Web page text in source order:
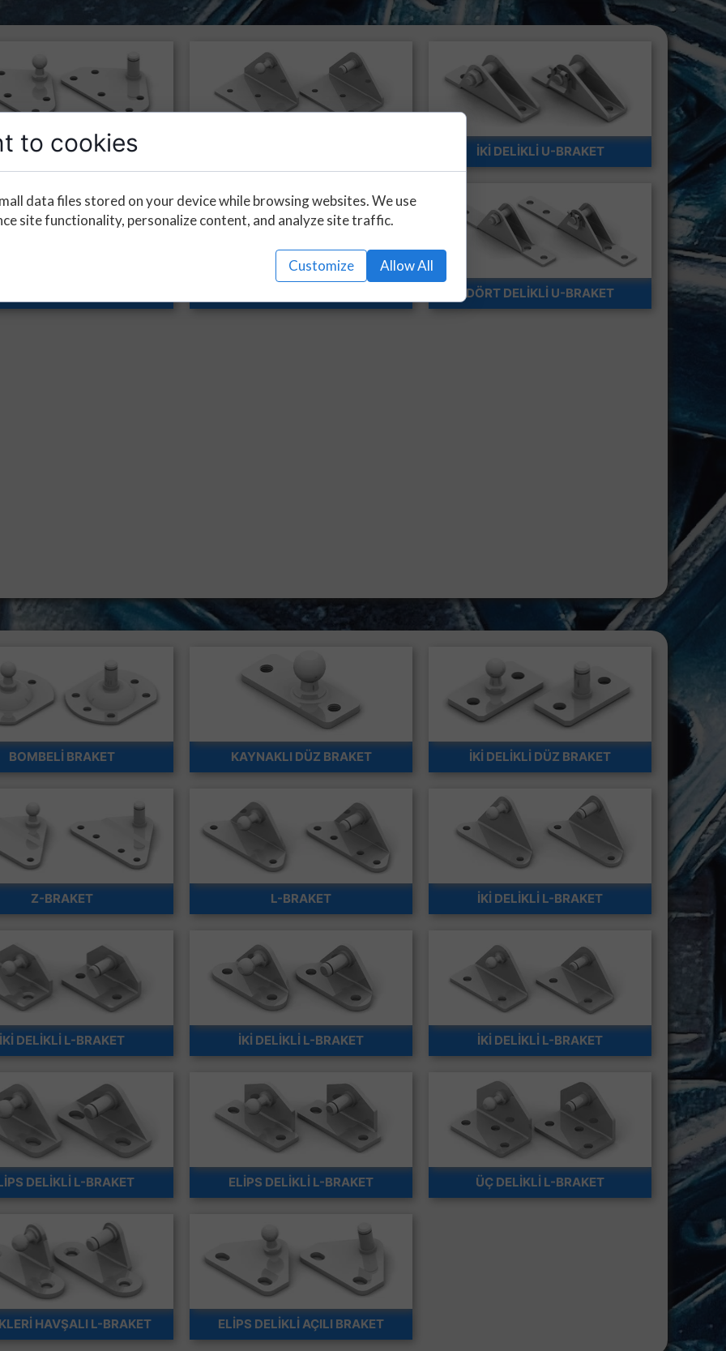
DELİKLİ DÜZ BRAKET İKİ DELİKLİ U-BRAKET
DÖRT DELİKLİ U-BRAKET
BOMBELİ BRAKET KAYNAKLI DÜZ BRAKET İKİ DELİKLİ DÜZ BRAKET
Z-BRAKET L-BRAKET İKİ DELİKLİ L-BRAKET
İKİ DELİKLİ L-BRAKET İKİ DELİKLİ L-BRAKET İKİ DELİKLİ L-BRAKET
DELİKLİ L-BRAKET ELİPS DELİKLİ L-BRAKET ÜÇ DELİKLİ L-BRAKET
HAVŞALI L-BRAKET ELİPS DELİKLİ AÇILI BRAKET
to cookies
data files stored on your device while browsing websites. We use
site functionality, personalize content, and analyze site traffic.
Customize Allow All